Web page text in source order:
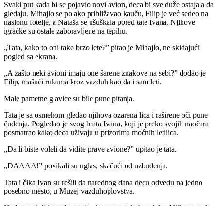
Svaki put kada bi se pojavio novi avion, deca bi sve duže ostajala da
gledaju. Mihajlo se polako približavao kauču, Filip je već sedeo na
naslonu fotelje, a Nataša se ušuškala pored tate Ivana. Njihove
igračke su ostale zaboravljene na tepihu.
„Tata, kako to oni tako brzo lete?” pitao je Mihajlo, ne skidajući
pogled sa ekrana.
„A zašto neki avioni imaju one šarene znakove na sebi?” dodao je
Filip, mašući rukama kroz vazduh kao da i sam leti.
Male pametne glavice su bile pune pitanja.
Tata je sa osmehom gledao njihova ozarena lica i raširene oči pune
čuđenja. Pogledao je svog brata Ivana, koji je preko svojih naočara
posmatrao kako deca uživaju u prizorima moćnih letilica.
„Da li biste voleli da vidite prave avione?” upitao je tata.
„DAAAA!” povikali su uglas, skačući od uzbuđenja.
Tata i čika Ivan su rešili da narednog dana decu odvedu na jedno
posebno mesto, u Muzej vazduhoplovstva.